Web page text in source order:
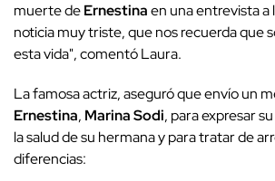
muerte deErnestinaen una entrevista a
noticia muy triste, que nos recuerda que
esta vida", comentó Laura.
La famosa actriz, aseguró que envío un
Ernestina, Marina Sodi, para expresar
la salud de su hermana y para tratar de
diferencias: